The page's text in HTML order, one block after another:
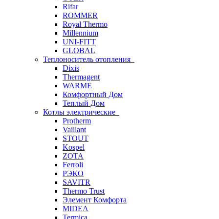
Rifar
ROMMER
Royal Thermo
Millennium
UNI-FITT
GLOBAL
Теплоноситель отопления
Dixis
Thermagent
WARME
Комфортный Дом
Теплый Дом
Котлы электрические
Protherm
Vaillant
STOUT
Kospel
ZOTA
Ferroli
РЭКО
SAVITR
Thermo Trust
Элемент Комфорта
MIDEA
Termica